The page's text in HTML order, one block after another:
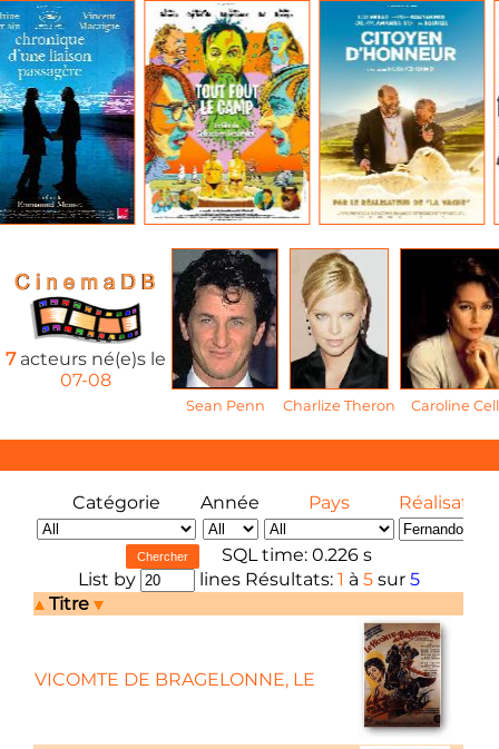
7acteurs né(e)s le
07-08
Sean Penn Charlize Theron Caroline
Catégorie Année Pays Réalisateur
SQL time: 0.226 s
List by
lines Résultats: 1 à 5sur 5
Titre
VICOMTE DE BRAGELONNE, LE